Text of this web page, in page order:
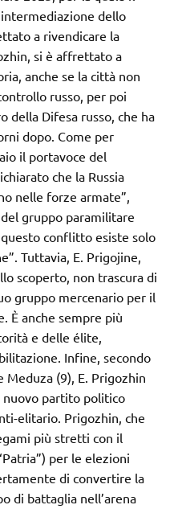
dello
a rivendicare la
si è affrettato a
anche se la città non
russo, per poi
della Difesa russo, che ha
dopo. Come per
il portavoce del
che la Russia
nelle forze armate”,
gruppo paramilitare
conflitto esiste solo
Tuttavia, E. Prigojine,
scoperto, non trascura di
gruppo mercenario per il
È anche sempre più
e delle élite,
Infine, secondo
(9), E. Prigozhin
partito politico
elitario. Prigozhin, che
più stretti con il
per le elezioni
di convertire la
di battaglia nell’arena